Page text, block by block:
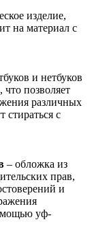
изделие,
на материал с
и нетбуков
что позволяет
различных
стираться с
– обложка из
прав,
и
уф-